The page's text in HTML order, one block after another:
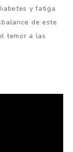
y fatiga
de este
temor a las